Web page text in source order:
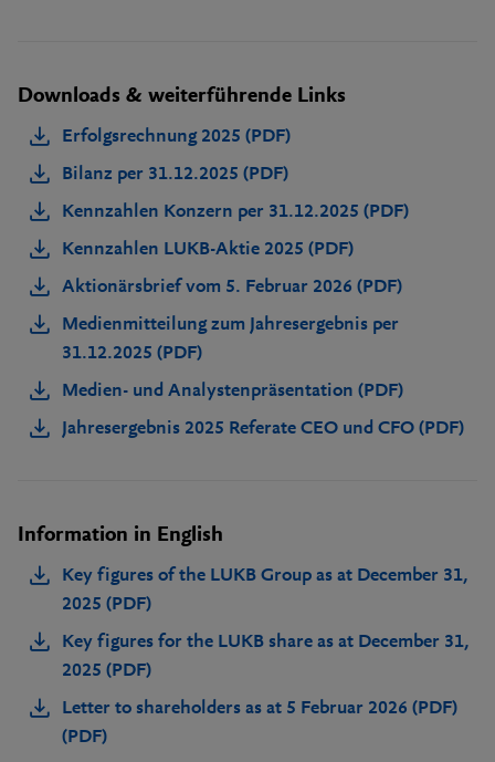
Downloads & weiterführende Links
Erfolgsrechnung 2025 (PDF)
Bilanz per 31.12.2025 (PDF)
Kennzahlen Konzern per 31.12.2025 (PDF)
Kennzahlen LUKB-Aktie 2025 (PDF)
Aktionärsbrief vom 5. Februar 2026 (PDF)
Medienmitteilung zum Jahresergebnis per
31.12.2025 (PDF)
Medien- und Analystenpräsentation (PDF)
Jahresergebnis 2025 Referate CEO und CFO (PDF)
Information in English
Key figures of the LUKB Group as at December 31,
2025 (PDF)
Key figures for the LUKB share as at December 31,
2025 (PDF)
Letter to shareholders as at 5 Februar 2026 (PDF)
(PDF)